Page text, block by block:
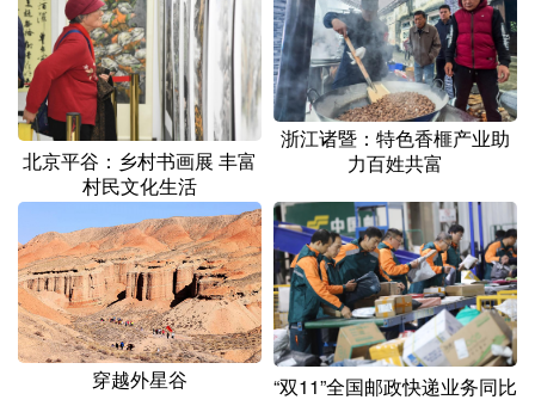
北京平谷：乡村书画展 丰富
村民文化生活
浙江诸暨：特色香榧产业助
力百姓共富
穿越外星谷
“双11”全国邮政快递业务同比